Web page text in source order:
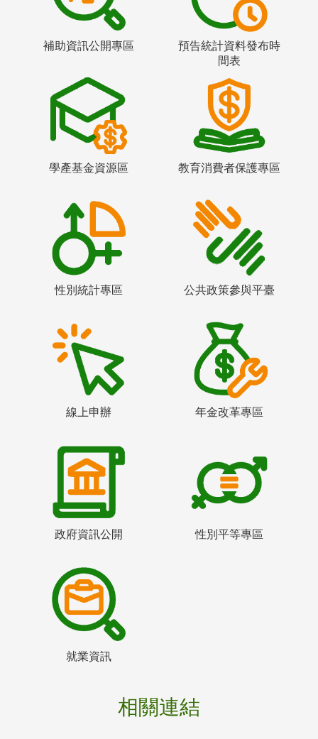
補助資訊公開專區
預告統計資料發布時
間表
學產基金資源區 教育消費者保護專區
性別統計專區 公共政策參與平臺
線上申辦 年金改革專區
政府資訊公開 性別平等專區
就業資訊
相關連結